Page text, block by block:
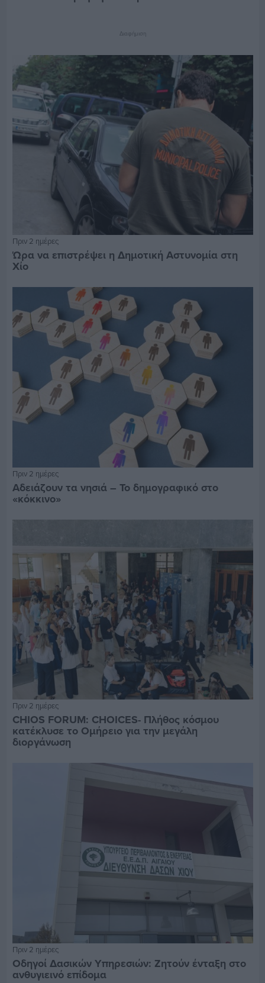
Διαφήμιση
Πριν 2 ημέρες
Ώρα να επιστρέψει η Δημοτική Αστυνομία στη
Χίο
Πριν 2 ημέρες
Αδειάζουν τα νησιά – Το δημογραφικό στο
«κόκκινο»
Πριν 2 ημέρες
CHIOS FORUM: CHOICES- Πλήθος κόσμου
κατέκλυσε το Ομήρειο για την μεγάλη
διοργάνωση
Πριν 2 ημέρες
Οδηγοί Δασικών Υπηρεσιών: Ζητούν ένταξη στο
ανθυγιεινό επίδομα